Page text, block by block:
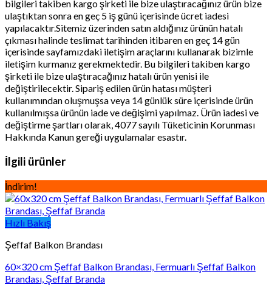
bilgileri takiben kargo şirketi ile bize ulaştıracağınız ürün bize
ulaştıktan sonra en geç 5 iş günü içerisinde ücret iadesi
yapılacaktır.Sitemiz üzerinden satın aldığınız ürünün hatalı
çıkması halinde teslimat tarihinden itibaren en geç 14 gün
içerisinde sayfamızdaki iletişim araçlarını kullanarak bizimle
iletişim kurmanız gerekmektedir. Bu bilgileri takiben kargo
şirketi ile bize ulaştıracağınız hatalı ürün yenisi ile
değiştirilecektir. Sipariş edilen ürün hatası müşteri
kullanımından oluşmuşsa veya 14 günlük süre içerisinde ürün
kullanılmışsa ürünün iade ve değişimi yapılmaz. Ürün iadesi ve
değiştirme şartları olarak, 4077 sayılı Tüketicinin Korunması
Hakkında Kanun gereği uygulamalar esastır.
İlgili ürünler
İndirim!
Hızlı Bakış
Şeffaf Balkon Brandası
60×320 cm Şeffaf Balkon Brandası, Fermuarlı Şeffaf Balkon
Brandası, Şeffaf Branda